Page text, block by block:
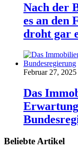
Nach der
es an den
droht gar
Februar 27, 2025
Das
Beliebte Artikel